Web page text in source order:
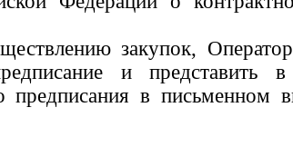
закупок,
и
предписания в письменном